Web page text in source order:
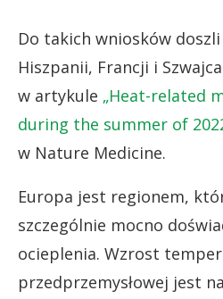
Do takich wniosków
Hiszpanii, Francji i
w artykule „Heat-related
during the summer of
w Nature Medicine.
Europa jest regionem,
szczególnie mocno
ocieplenia. Wzrost
przedprzemysłowej jest